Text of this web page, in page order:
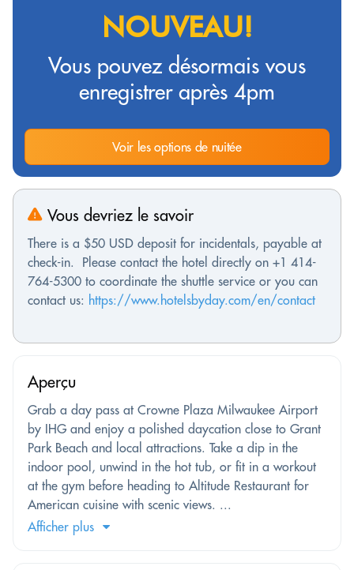
NOUVEAU!
Vous pouvez désormais vous
enregistrer après 4pm
Voir les options de nuitée
Vous devriez le savoir
There is a $50 USD deposit for incidentals, payable at
check-in. Please contact the hotel directly on +1 414-
764-5300 to coordinate the shuttle service or you can
contact us: https://www.hotelsbyday.com/en/contact
Aperçu
Grab a day pass at Crowne Plaza Milwaukee Airport
by IHG and enjoy a polished daycation close to Grant
Park Beach and local attractions. Take a dip in the
indoor pool, unwind in the hot tub, or fit in a workout
at the gym before heading to Altitude Restaurant for
American cuisine with scenic views. ...
Afficher plus